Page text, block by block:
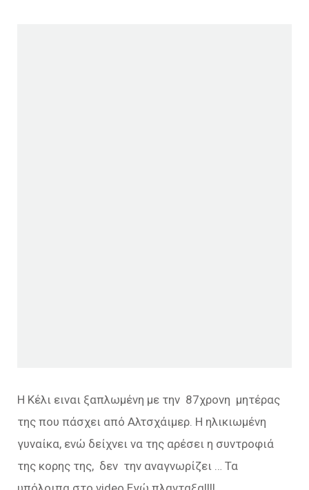
Η Κέλι ειναι ξαπλωμένη με την 87χρονη μητέρας
της που πάσχει από Αλτσχάιμερ. Η ηλικιωμένη
γυναίκα, ενώ δείχνει να της αρέσει η συντροφιά
της κορης της, δεν την αναγνωρίζει … Τα